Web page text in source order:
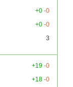
+0 -0
+0 -0
3
+19 -0
+18 -0